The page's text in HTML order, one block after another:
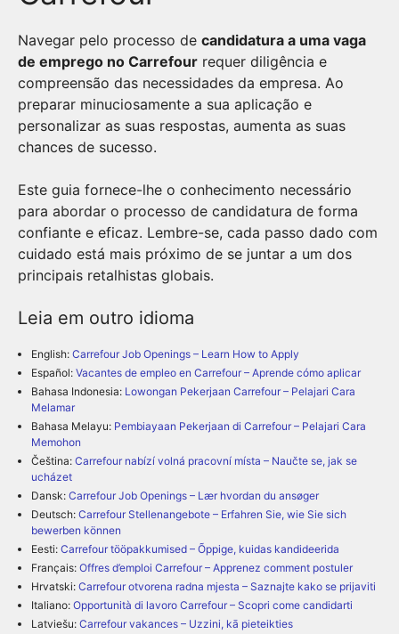
Navegar pelo processo de candidatura a uma vaga
de emprego no Carrefour requer diligência e
compreensão das necessidades da empresa. Ao
preparar minuciosamente a sua aplicação e
personalizar as suas respostas, aumenta as suas
chances de sucesso.
Este guia fornece-lhe o conhecimento necessário
para abordar o processo de candidatura de forma
confiante e eficaz. Lembre-se, cada passo dado com
cuidado está mais próximo de se juntar a um dos
principais retalhistas globais.
Leia em outro idioma
English: Carrefour Job Openings – Learn How to Apply
Español: Vacantes de empleo en Carrefour – Aprende cómo aplicar
Bahasa Indonesia: Lowongan Pekerjaan Carrefour – Pelajari Cara
Melamar
Bahasa Melayu: Pembiayaan Pekerjaan di Carrefour – Pelajari Cara
Memohon
Čeština: Carrefour nabízí volná pracovní místa – Naučte se, jak se
ucházet
Dansk: Carrefour Job Openings – Lær hvordan du ansøger
Deutsch: Carrefour Stellenangebote – Erfahren Sie, wie Sie sich
bewerben können
Eesti: Carrefour tööpakkumised – Õppige, kuidas kandideerida
Français: Offres d’emploi Carrefour – Apprenez comment postuler
Hrvatski: Carrefour otvorena radna mjesta – Saznajte kako se prijaviti
Italiano: Opportunità di lavoro Carrefour – Scopri come candidarti
Latviešu: Carrefour vakances – Uzzini, kā pieteikties